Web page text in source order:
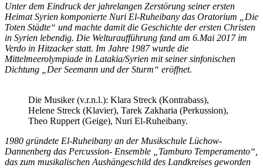
Unter dem Eindruck der jahrelangen Zerstörung seiner ersten
Heimat Syrien komponierte Nuri El-Ruheibany das Oratorium „Die
Toten Städte“ und machte damit die Geschichte der ersten Christen
in Syrien lebendig. Die Welturaufführung fand am 6.Mai 2017 im
Verdo in Hitzacker statt. Im Jahre 1987 wurde die
Mittelmeerolympiade in Latakia/Syrien mit seiner sinfonischen
Dichtung „Der Seemann und der Sturm“ eröffnet.
Die Musiker (v.r.n.l.): Klara Streck (Kontrabass),
Helene Streck (Klavier), Tarek Zakharia (Perkussion),
Theo Ruppert (Geige), Nuri El-Ruheibany.
1980 gründete El-Ruheibany an der Musikschule Lüchow-
Dannenberg das Percussion- Ensemble „Tamburo Temperamento“,
das zum musikalischen Aushängeschild des Landkreises geworden